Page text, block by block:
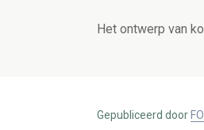
Het ontwerp van
Gepubliceerd door